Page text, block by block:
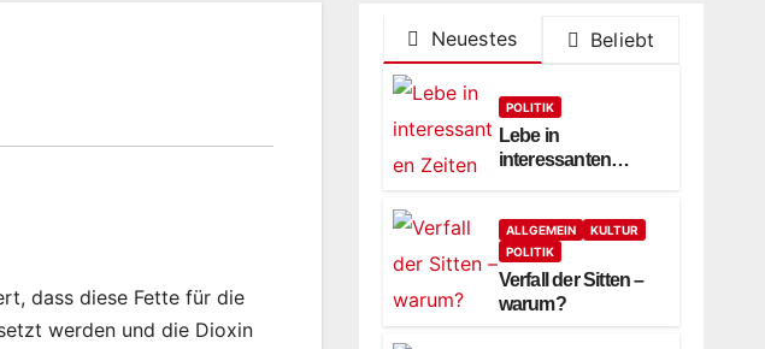
dass diese Fette für die
werden und die Dioxin
Neuestes Beliebt
POLITIK
Lebe in
interessanten
ALLGEMEIN
KULTUR
POLITIK
Verfall der Sitten –
warum?